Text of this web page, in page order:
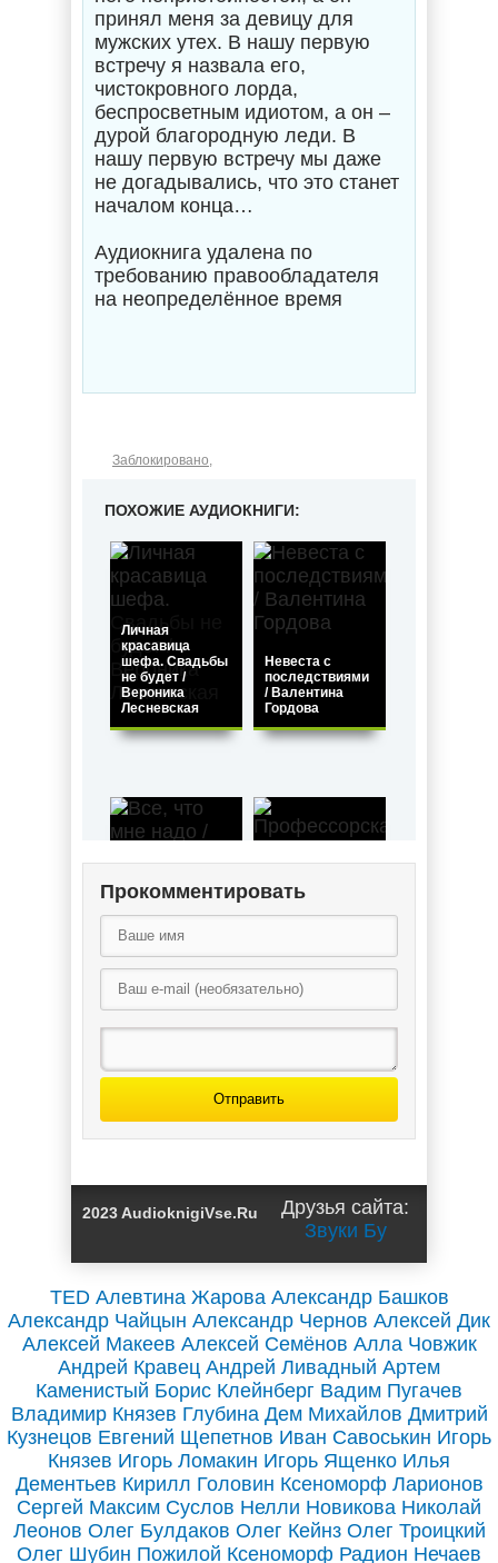
принял меня за девицу для
мужских утех. В нашу первую
встречу я назвала его,
чистокровного лорда,
беспросветным идиотом, а он –
дурой благородную леди. В
нашу первую встречу мы даже
не догадывались, что это станет
началом конца…
Аудиокнига удалена по
требованию правообладателя
на неопределённое время
Заблокировано,
ПОХОЖИЕ АУДИОКНИГИ:
Личная
красавица
шефа. Свадьбы
не будет /
Вероника
Лесневская
Невеста с
последствиями
/ Валентина
Гордова
Все, что мне
Его запретная
малышка /
Ольга Дашкова
Прокомментировать
Отправить
2023 AudioknigiVse.Ru
Друзья сайта:
Звуки Бу
TED Алевтина Жарова Александр Башков
Александр Чайцын Александр Чернов Алексей Дик
Алексей Макеев Алексей Семёнов Алла Човжик
Андрей Кравец Андрей Ливадный Артем
Каменистый Борис Клейнберг Вадим Пугачев
Владимир Князев Глубина Дем Михайлов Дмитрий
Кузнецов Евгений Щепетнов Иван Савоськин Игорь
Князев Игорь Ломакин Игорь Ященко Илья
Дементьев Кирилл Головин Ксеноморф Ларионов
Сергей Максим Суслов Нелли Новикова Николай
Леонов Олег Булдаков Олег Кейнз Олег Троицкий
Олег Шубин Пожилой Ксеноморф Радион Нечаев